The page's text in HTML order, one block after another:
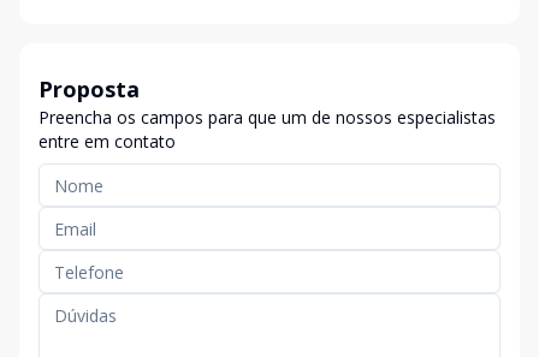
Proposta
Preencha os campos para que um de nossos especialistas
entre em contato